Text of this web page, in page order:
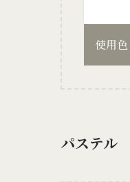
使用色
パステル